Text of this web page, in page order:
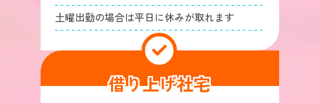
土曜出勤の場合は平日に休みが取れます
借り上げ社宅